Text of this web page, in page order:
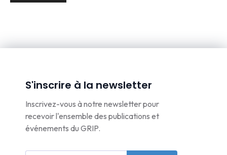
S'inscrire à la newsletter
Inscrivez-vous à notre newsletter pour
recevoir l'ensemble des publications et
événements du GRIP.